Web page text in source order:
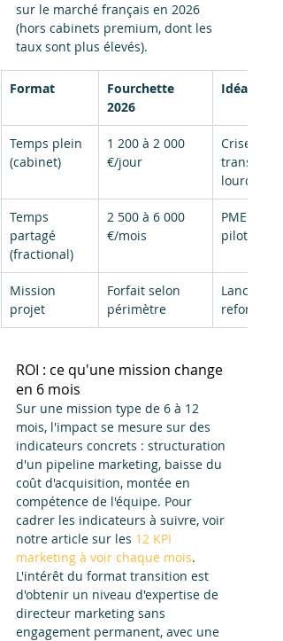
sur le marché français en 2026
(hors cabinets premium, dont les
taux sont plus élevés).
Format
Fourchette
2026
Idéal pour
Temps plein
(cabinet)
1 200 à 2 000
€/jour
Crise,
lourde
Temps
partagé
(fractional)
2 500 à 6 000
€/mois
PME et ETI,
pilotage
Mission
projet
Forfait selon
périmètre
refonte,
ROI : ce qu'une mission change
en 6 mois
Sur une mission type de 6 à 12
mois, l'impact se mesure sur des
indicateurs concrets : structuration
d'un pipeline marketing, baisse du
coût d'acquisition, montée en
compétence de l'équipe. Pour
cadrer les indicateurs à suivre, voir
notre article sur les 12 KPI
marketing à voir chaque mois.
L'intérêt du format transition est
d'obtenir un niveau d'expertise de
directeur marketing sans
engagement permanent, avec une